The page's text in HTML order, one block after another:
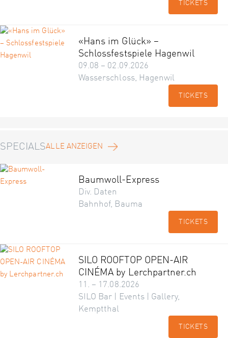
TICKETS
«Hans im Glück» –
Schlossfestspiele Hagenwil
09.08 – 02.09.2026
Wasserschloss, Hagenwil
TICKETS
SPECIALSALLE ANZEIGEN
Baumwoll-Express
Div. Daten
Bahnhof, Bauma
TICKETS
SILO ROOFTOP OPEN-AIR
CINÉMA by Lerchpartner.ch
11. – 17.08.2026
SILO Bar | Events | Gallery,
Kemptthal
TICKETS